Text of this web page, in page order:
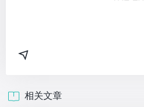
相关文章